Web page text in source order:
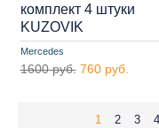
Mercedes
комплект 4 штуки
KUZOVIK
1600 руб. 760 руб.
1 2 3 4